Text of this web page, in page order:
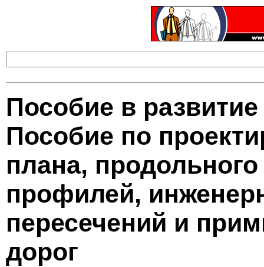
Пособие в
Пособие по
плана,
профилей,
пересечений и
дорог